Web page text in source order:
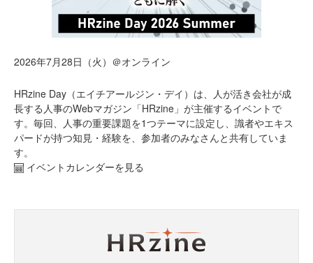
2026年7月28日（火）＠オンライン
HRzine Day（エイチアールジン・デイ）は、人が活き会社が成
長する人事のWebマガジン「HRzine」が主催するイベントで
す。毎回、人事の重要課題を1つテーマに設定し、識者やエキス
パードが持つ知見・経験を、参加者のみなさんと共有していま
す。
イベントカレンダーを見る